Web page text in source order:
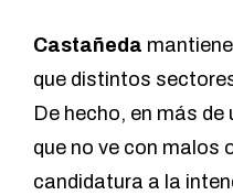
Castañeda
que distintos
De hecho, en más
que no ve con malos
candidatura a la